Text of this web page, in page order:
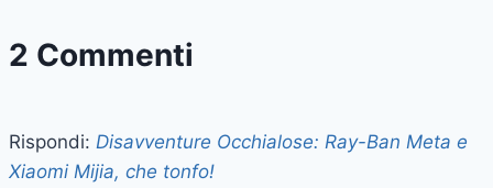
2 Commenti
Rispondi: Disavventure Occhialose: Ray-Ban Meta e
Xiaomi Mijia, che tonfo!